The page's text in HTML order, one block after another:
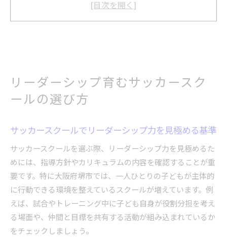
キッズリーダー資格が活きるサッカースクール
主体性が伸びる堺市サッカースクール体験談
サッカースクール参加で主体性が変わる瞬間
キッズリーダーチューターによるサポート体験
記
サッカースクールで生まれる仲間との絆とは
主体性を引き出すサッカースクールの現場から
サッカースクールで子どもの成長を実感する秘訣
サッカースクールで見つかる成長のサインとは
キッズフェスティバルが成長に与える影響
リーダーシップ育むサッカースク
ールの選び方
サッカースクールでリーダーシップ力を見極める基準
サッカースクールを選ぶ際、リーダーシップ力を見極めるた
めには、指導方針やカリキュラムの内容を確認することが重
要です。特に大阪府堺市では、一人ひとりの子どもが主体的
に行動できる環境を整えているスクールが増えています。例
えば、試合やトレーニング中に子ども自身が役割分担を考え
る場面や、仲間と目標を共有する活動が組み込まれているか
をチェックしましょう。